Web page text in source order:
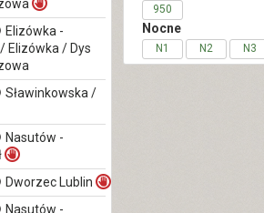
Elizówka -
Elizówka / Dys
Sławinkowska /
Nasutów -
Dworzec Lublin
Nasutów -
950
Nocne
N1 N2 N3